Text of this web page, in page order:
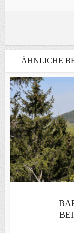
ÄHNLICHE